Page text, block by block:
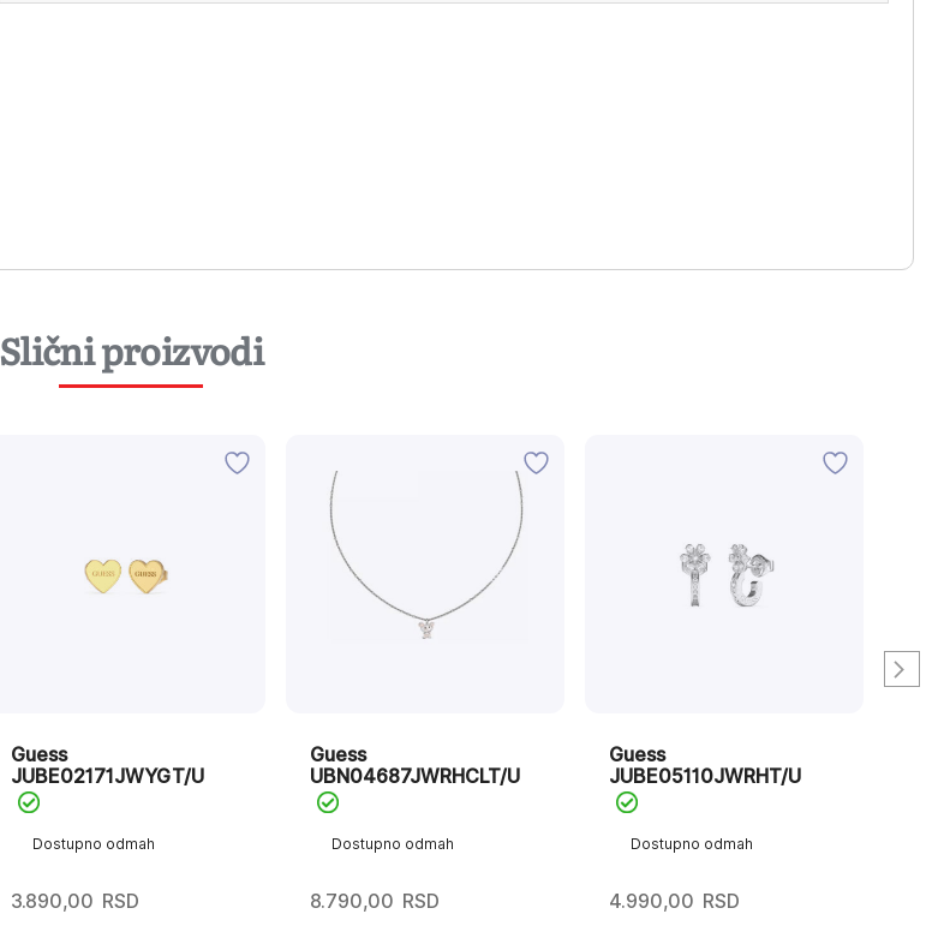
Slični proizvodi
Dostupno odmah
Guess
JUBE02171JWYGT/U
3.890,00 RSD
Dostupno odmah
Guess
UBN04687JWRHCLT/U
8.790,00 RSD
Dostupno odmah
Guess
JUBE05110JWRHT/U
4.990,00 RSD